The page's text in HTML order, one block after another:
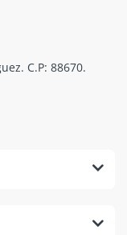
C.P: 88670.